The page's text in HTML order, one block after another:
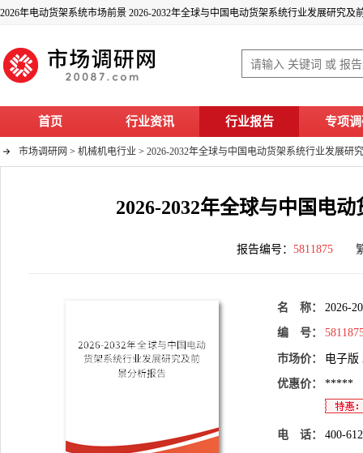
2026年电动货架系统市场前景 2026-2032年全球与中国电动货架系统行业发展研究及
首页 行业资讯 行业报告 专项
市场调研网 > 机械机电行业 > 2026-2032年全球与中国电动货架系统行业发展研
2026-2032年全球与中国电
报告编号： 5811875
名 称： 2026-
编 号：
市场价： 电子版
优惠价： *****
电 话： 400-